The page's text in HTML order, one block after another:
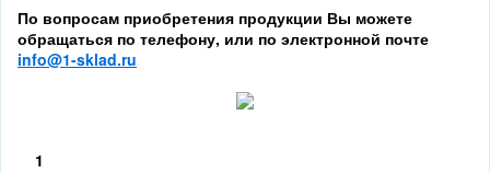
По вопросам приобретения продукции Вы можете
обращаться по телефону, или по электронной почте
info@1-sklad.ru
1